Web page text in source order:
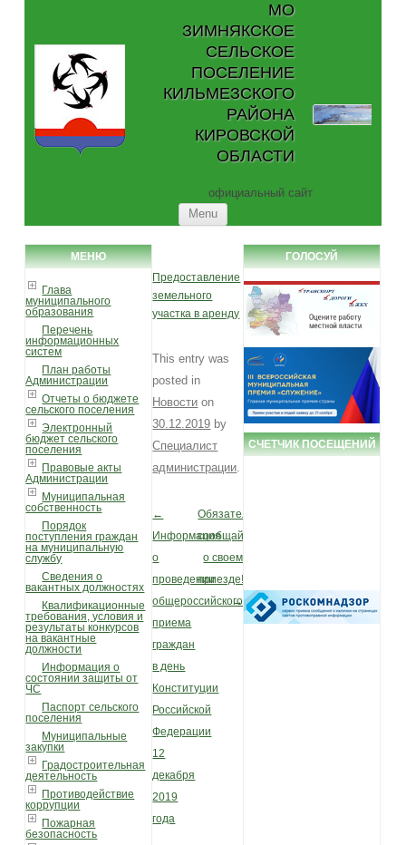
МО
ЗИМНЯКСКОЕ
СЕЛЬСКОЕ
ПОСЕЛЕНИЕ
КИЛЬМЕЗСКОГО
РАЙОНА
КИРОВСКОЙ
ОБЛАСТИ
официальный сайт
Menu
МЕНЮ
Глава
муниципального
образования
Перечень
информационных
систем
План работы
Администрации
Отчеты о бюджете
сельского поселения
Электронный
бюджет сельского
поселения
Правовые акты
Администрации
Муниципальная
собственность
Порядок
поступления граждан
на муниципальную
службу
Сведения о
вакантных должностях
Квалификационные
требования, условия и
результаты конкурсов
на вакантные
должности
Информация о
состоянии защиты от
ЧС
Паспорт сельского
поселения
Муниципальные
закупки
Градостроительная
деятельность
Противодействие
коррупции
Пожарная
безопасность
Предоставление
земельного
участка в аренду
This entry was
posted in
Новости on
30.12.2019 by
Специалист
администрации
Post navigation
←
Информация
о
проведении
общероссийского
приема
граждан
в день
Конституции
Российской
Федерации
12
декабря
2019
года
Обязательно
сообщайте
о своем
приезде!
→
ГОЛОСУЙ
СЧЕТЧИК ПОСЕЩЕНИЙ